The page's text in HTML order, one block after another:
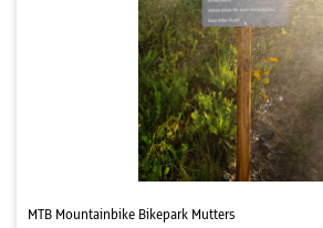
MTB Mountainbike Bikepark Mutters